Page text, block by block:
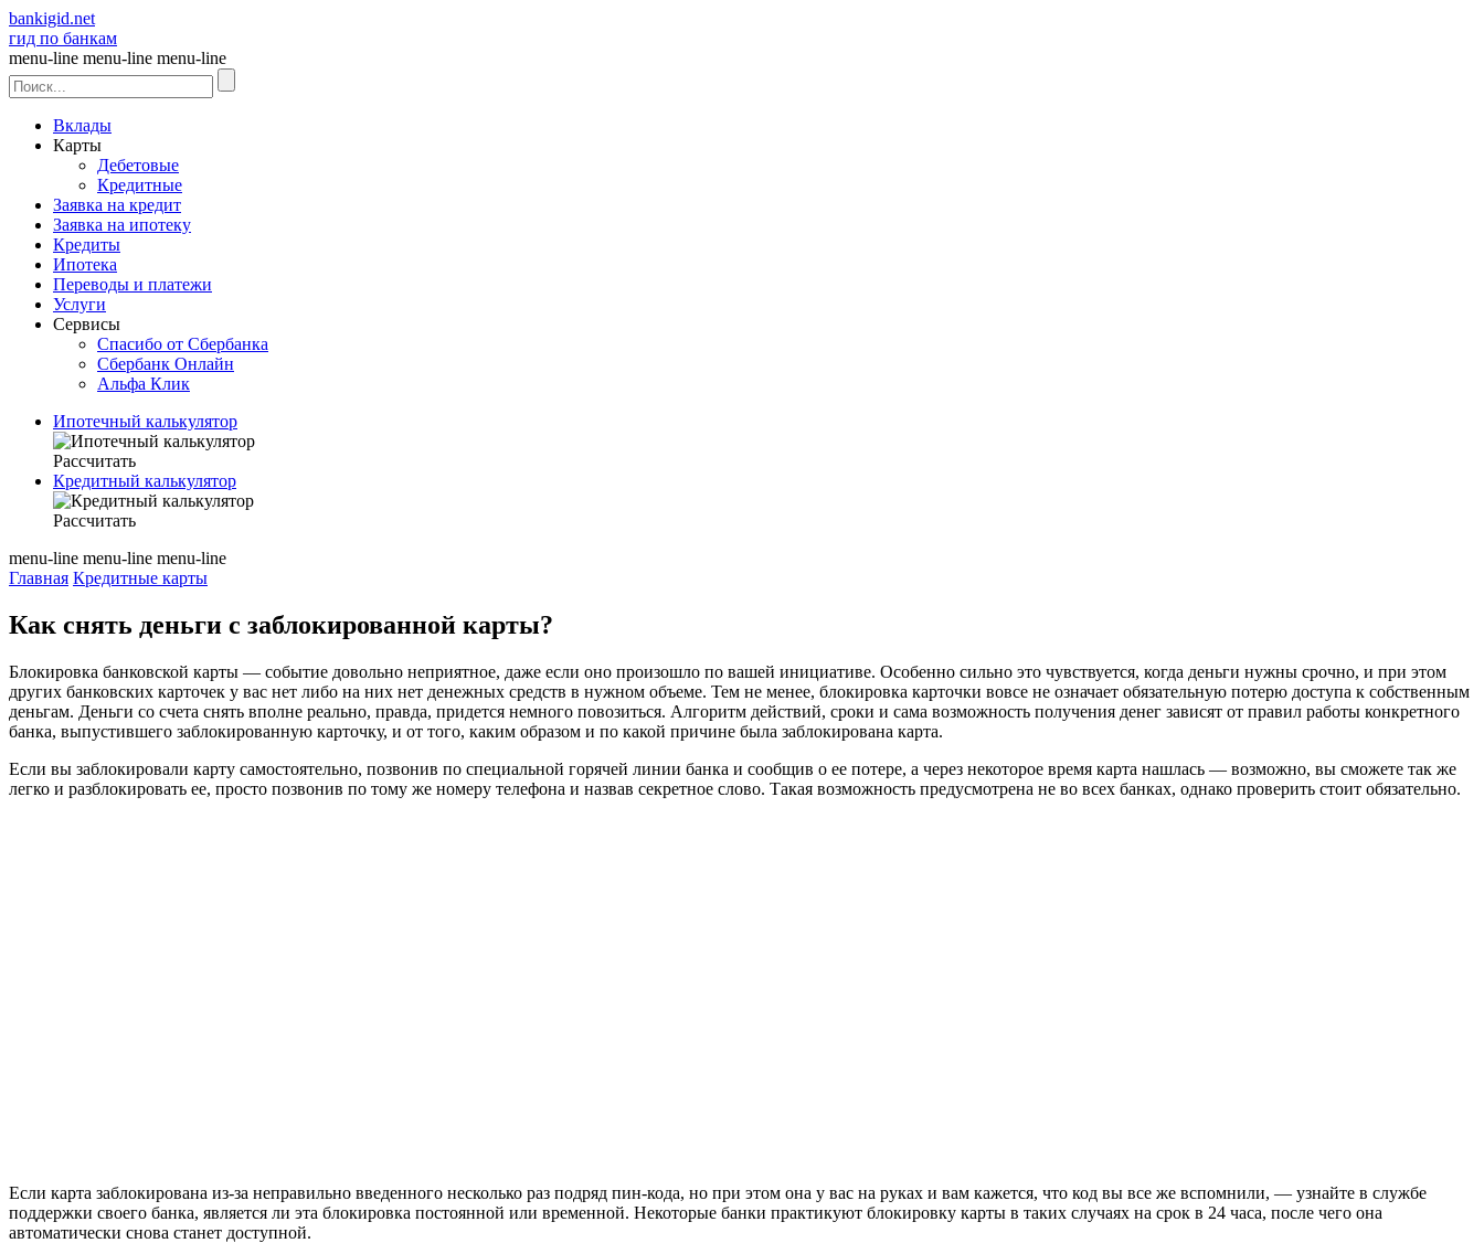
bankigid.net
гид по банкам
menu-line menu-line menu-line
Вклады
Карты
Дебетовые
Кредитные
Заявка на кредит
Заявка на ипотеку
Кредиты
Ипотека
Переводы и платежи
Услуги
Сервисы
Спасибо от Сбербанка
Сбербанк Онлайн
Альфа Клик
Ипотечный калькулятор
Рассчитать
Кредитный калькулятор
Рассчитать
menu-line menu-line menu-line
Главная Кредитные карты
Как снять деньги с заблокированной карты?
Блокировка банковской карты — событие довольно неприятное, даже если оно произошло по вашей инициативе. Особенно сильно это чувствуется, когда деньги нужны срочно, и при этом
других банковских карточек у вас нет либо на них нет денежных средств в нужном объеме. Тем не менее, блокировка карточки вовсе не означает обязательную потерю доступа к собственным
деньгам. Деньги со счета снять вполне реально, правда, придется немного повозиться. Алгоритм действий, сроки и сама возможность получения денег зависят от правил работы конкретного
банка, выпустившего заблокированную карточку, и от того, каким образом и по какой причине была заблокирована карта.
Если вы заблокировали карту самостоятельно, позвонив по специальной горячей линии банка и сообщив о ее потере, а через некоторое время карта нашлась — возможно, вы сможете так же
легко и разблокировать ее, просто позвонив по тому же номеру телефона и назвав секретное слово. Такая возможность предусмотрена не во всех банках, однако проверить стоит обязательно.
Если карта заблокирована из-за неправильно введенного несколько раз подряд пин-кода, но при этом она у вас на руках и вам кажется, что код вы все же вспомнили, — узнайте в службе
поддержки своего банка, является ли эта блокировка постоянной или временной. Некоторые банки практикуют блокировку карты в таких случаях на срок в 24 часа, после чего она
автоматически снова станет доступной.